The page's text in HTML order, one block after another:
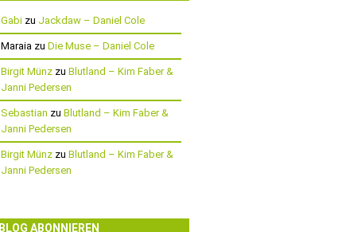
Gabi zu Jackdaw – Daniel Cole
Maraia zu Die Muse – Daniel Cole
Birgit Münz zu Blutland – Kim Faber &
Janni Pedersen
Sebastian zu Blutland – Kim Faber &
Janni Pedersen
Birgit Münz zu Blutland – Kim Faber &
Janni Pedersen
BLOG ABONNIEREN